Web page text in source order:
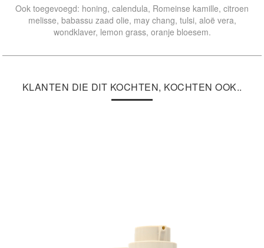
Ook toegevoegd: honing, calendula, Romeinse kamille, citroen
melisse, babassu zaad olie, may chang, tulsi, aloë vera,
wondklaver, lemon grass, oranje bloesem.
KLANTEN DIE DIT KOCHTEN, KOCHTEN OOK..